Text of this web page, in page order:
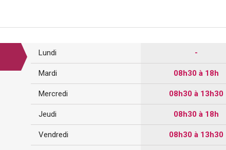
Lundi -
Mardi 08h30 à 18h
Mercredi 08h30 à 13h30
Jeudi 08h30 à 18h
Vendredi 08h30 à 13h30